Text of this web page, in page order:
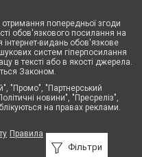
Фільтри
попередньої згоди
обов'язкового посилання на
видань обов'язкове
систем гіперпосилання
в тексті або в якості джерела.
Законом.
"Промо", "Партнерський
новини", "Пресреліз",
на правах реклами.
Правила